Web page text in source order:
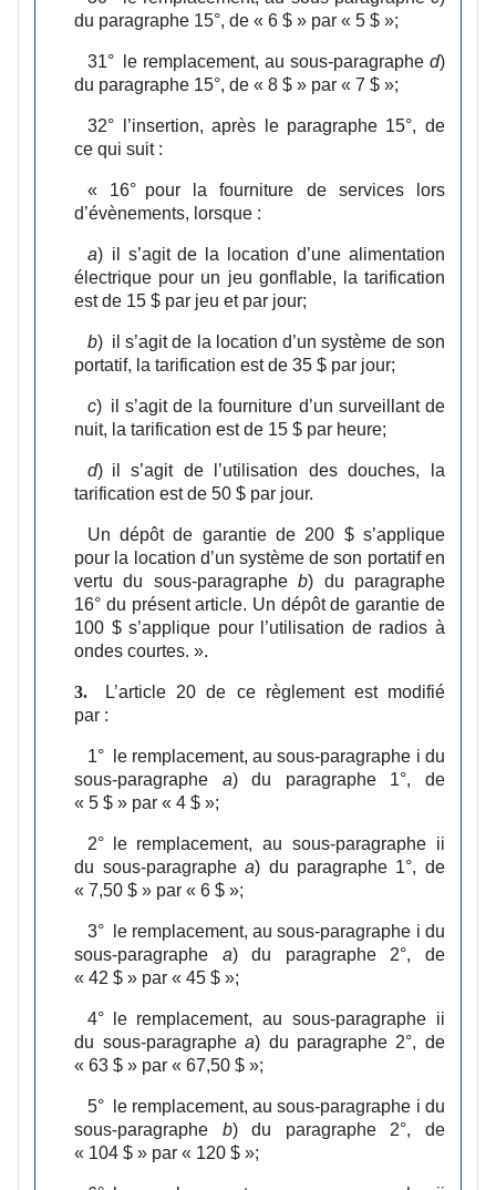
du paragraphe 15°, de « 6 $ » par « 5 $ »;
31° le remplacement, au sous‑paragraphe d)
du paragraphe 15°, de « 8 $ » par « 7 $ »;
32° l’insertion, après le paragraphe 15°, de
ce qui suit :
« 16° pour la fourniture de services lors
d’évènements, lorsque :
a) il s’agit de la location d’une alimentation
électrique pour un jeu gonflable, la tarification
est de 15 $ par jeu et par jour;
b) il s’agit de la location d’un système de son
portatif, la tarification est de 35 $ par jour;
c) il s’agit de la fourniture d’un surveillant de
nuit, la tarification est de 15 $ par heure;
d) il s’agit de l’utilisation des douches, la
tarification est de 50 $ par jour.
Un dépôt de garantie de 200 $ s’applique
pour la location d’un système de son portatif en
vertu du sous‑paragrapheb) du paragraphe
16° du présent article. Un dépôt de garantie de
100 $ s’applique pour l’utilisation de radios à
ondes courtes. ».
3.
L’article 20 de ce règlement est modifié
par :
1° le remplacement, au sous‑paragraphe i du
sous‑paragraphe a) du paragraphe 1°, de
« 5 $ » par « 4 $ »;
2° le remplacement, au sous‑paragraphe ii
du sous‑paragraphea) du paragraphe 1°, de
« 7,50 $ » par « 6 $ »;
3° le remplacement, au sous‑paragraphe i du
sous‑paragraphe a) du paragraphe 2°, de
« 42 $ » par « 45 $ »;
4° le remplacement, au sous‑paragraphe ii
du sous‑paragraphea) du paragraphe 2°, de
« 63 $ » par « 67,50 $ »;
5° le remplacement, au sous‑paragraphe i du
sous‑paragraphe b) du paragraphe 2°, de
« 104 $ » par « 120 $ »;